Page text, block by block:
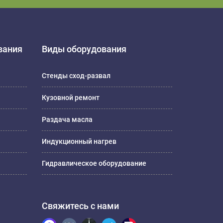
Виды оборудования
Стенды сход-развал
Кузовной ремонт
Раздача масла
Индукционный нагрев
Гидравлическое оборудование
Свяжитесь с нами